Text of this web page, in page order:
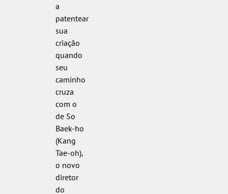
a
patentear
sua
criação
quando
seu
caminho
cruza
com o
de So
Baek-ho
(Kang
Tae-oh),
o novo
diretor
do